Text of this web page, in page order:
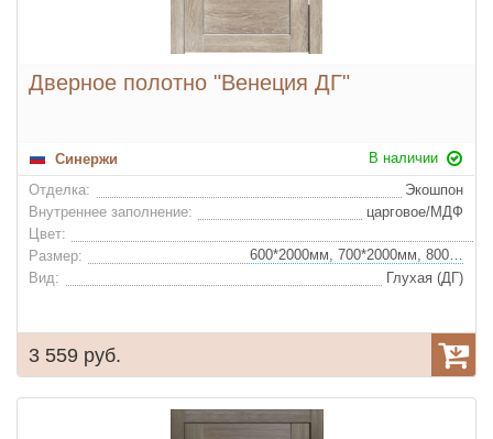
Дверное полотно "Венеция ДГ"
Синержи
В наличии
Отделка:
Экошпон
Внутреннее заполнение:
царговое/МДФ
Цвет:
Размер:
600*2000мм, 700*2000мм, 800*2000мм, 900*2000мм
Вид:
Глухая (ДГ)
3 559 руб.